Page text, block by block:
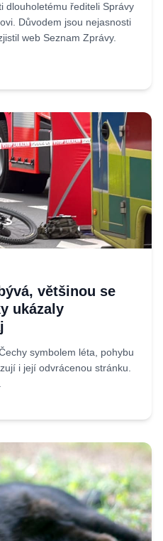
dlouholetému řediteli Správy
Důvodem jsou nejasnosti
web Seznam Zprávy.
většinou se
ukázaly
symbolem léta, pohybu
i její odvrácenou stránku.